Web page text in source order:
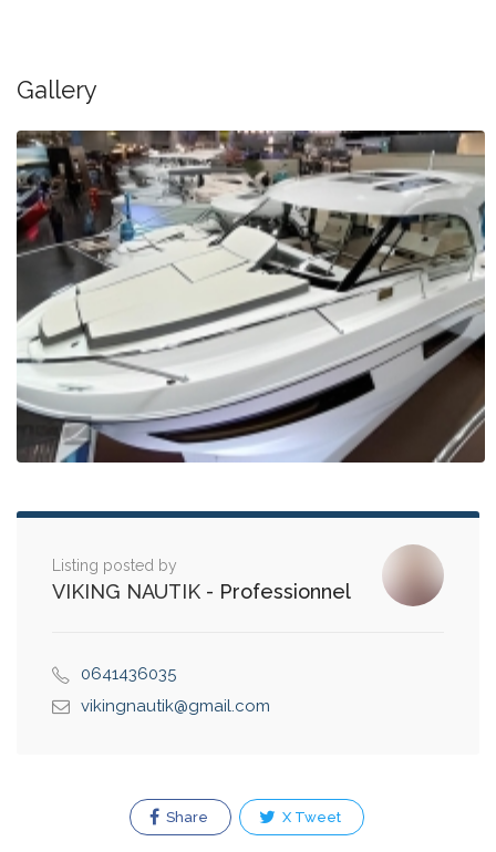
Gallery
Listing posted by
VIKING NAUTIK - Professionnel
0641436035
vikingnautik@gmail.com
Share X Tweet